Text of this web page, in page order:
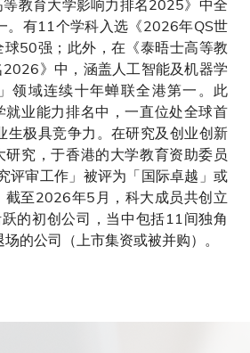
教育大学影响力排名2025》中全
。有11个学科入选《2026年QS世
50强；此外，在《泰晤士高等教
》中，涵盖人工智能及机器学
领域连续十年蝉联全港第一。此
就业能力排名中，一直位处全球首
生极具竞争力。在研究及创业创新
究，于香港的大学教育资助委员
评审工作」被评为「国际卓越」或
截至2026年5月，科大成员共创立
的初创公司，当中包括11间独角
的公司（上市集资或被并购）。